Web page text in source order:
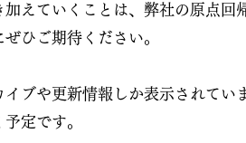
えていくことは、弊社の原点回
ひご期待ください。
ブや更新情報しか表示されてい
予定です​。